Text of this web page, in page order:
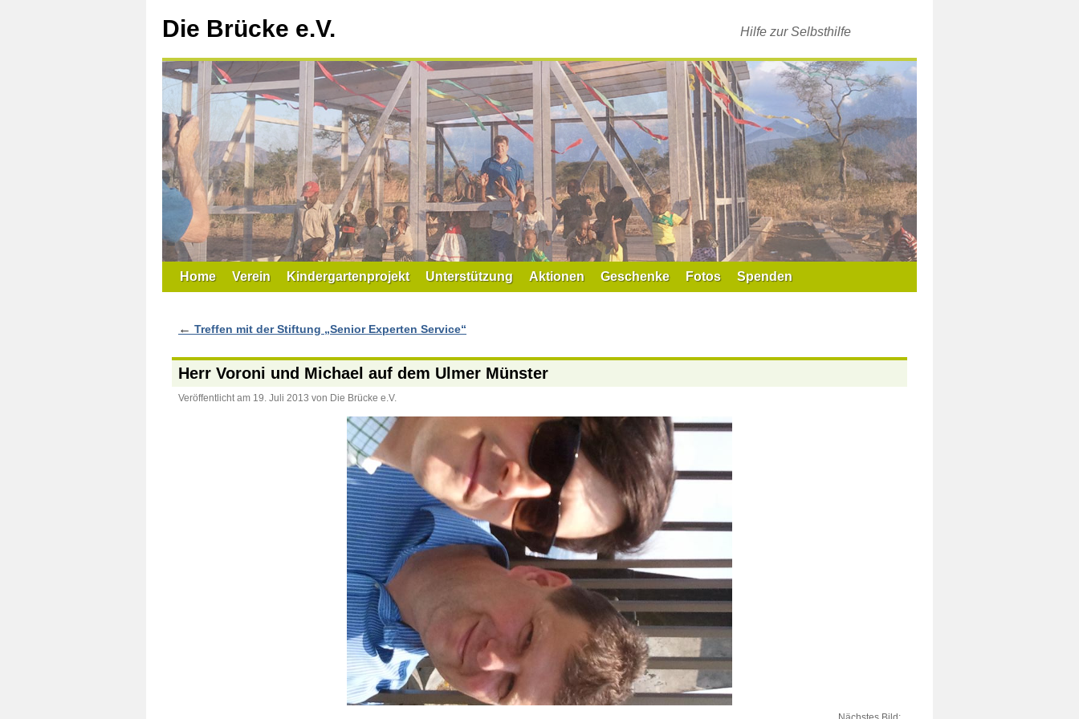
Inhalt
springen
Die Brücke e.V. Hilfe zur Selbsthilfe
Home Verein Kindergartenprojekt Unterstützung Aktionen Geschenke Fotos Spenden
← Treffen mit der Stiftung „Senior Experten Service“
Herr Voroni und Michael auf dem Ulmer Münster
Veröffentlicht am 19. Juli 2013 von Die Brücke e.V.